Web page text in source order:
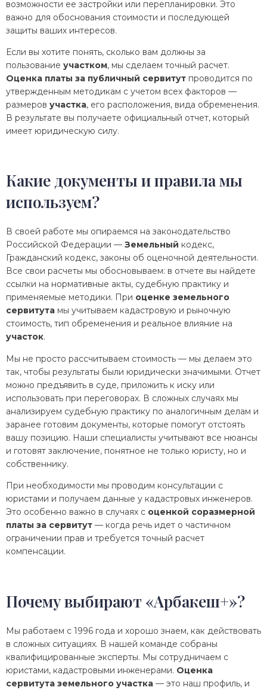
возможности ее застройки или перепланировки. Это
важно для обоснования стоимости и последующей
защиты ваших интересов.
Если вы хотите понять, сколько вам должны за
пользование участком, мы сделаем точный расчет.
Оценка платы за публичный сервитут проводится по
утвержденным методикам с учетом всех факторов —
размеров участка, его расположения, вида обременения.
В результате вы получаете официальный отчет, который
имеет юридическую силу.
Какие документы и правила мы
используем?
В своей работе мы опираемся на законодательство
Российской Федерации — Земельный кодекс,
Гражданский кодекс, законы об оценочной деятельности.
Все свои расчеты мы обосновываем: в отчете вы найдете
ссылки на нормативные акты, судебную практику и
применяемые методики. При оценке земельного
сервитута мы учитываем кадастровую и рыночную
стоимость, тип обременения и реальное влияние на
участок.
Мы не просто рассчитываем стоимость — мы делаем это
так, чтобы результаты были юридически значимыми. Отчет
можно предъявить в суде, приложить к иску или
использовать при переговорах. В сложных случаях мы
анализируем судебную практику по аналогичным делам и
заранее готовим документы, которые помогут отстоять
вашу позицию. Наши специалисты учитывают все нюансы
и готовят заключение, понятное не только юристу, но и
собственнику.
При необходимости мы проводим консультации с
юристами и получаем данные у кадастровых инженеров.
Это особенно важно в случаях с оценкой соразмерной
платы за сервитут — когда речь идет о частичном
ограничении прав и требуется точный расчет
компенсации.
Почему выбирают «Арбакеш+»?
Мы работаем с 1996 года и хорошо знаем, как действовать
в сложных ситуациях. В нашей команде собраны
квалифицированные эксперты. Мы сотрудничаем с
юристами, кадастровыми инженерами. Оценка
сервитута земельного участка — это наш профиль, и